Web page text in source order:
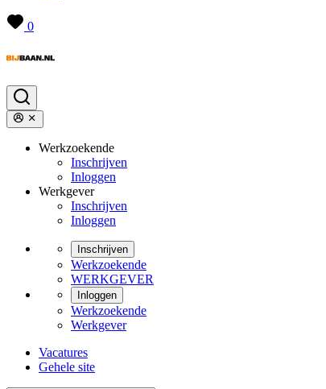
0
Werkzoekende
Inschrijven
Inloggen
Werkgever
Inschrijven
Inloggen
Inschrijven
Werkzoekende
WERKGEVER
Inloggen
Werkzoekende
Werkgever
Vacatures
Gehele site